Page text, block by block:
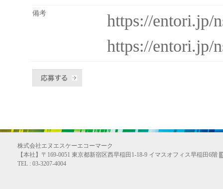
備考
https://entori.jp/
https://entori.jp/
株式会社エヌエスケーエコーマーク
【本社】〒169-0051 東京都新宿区西早稲田1-18-9 イマスオフィス早稲田6階
TEL : 03-3207-4004